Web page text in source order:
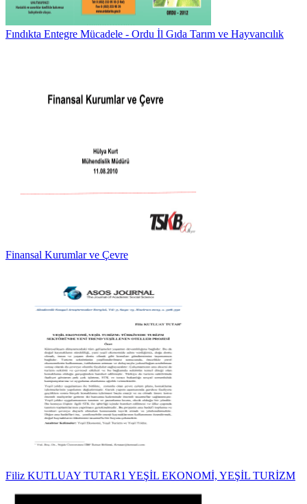
Fındıkta Entegre Mücadele - Ordu İl Gıda Tarım ve Hayvancılık
Finansal Kurumlar ve Çevre
Filiz KUTLUAY TUTAR1 YEŞİL EKONOMİ, YEŞİL TURİZM